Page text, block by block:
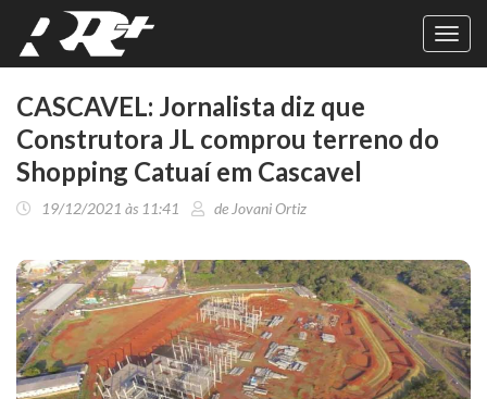
CASCAVEL: Jornalista diz que
Construtora JL comprou terreno do
Shopping Catuaí em Cascavel
19/12/2021 às 11:41 de Jovani Ortiz